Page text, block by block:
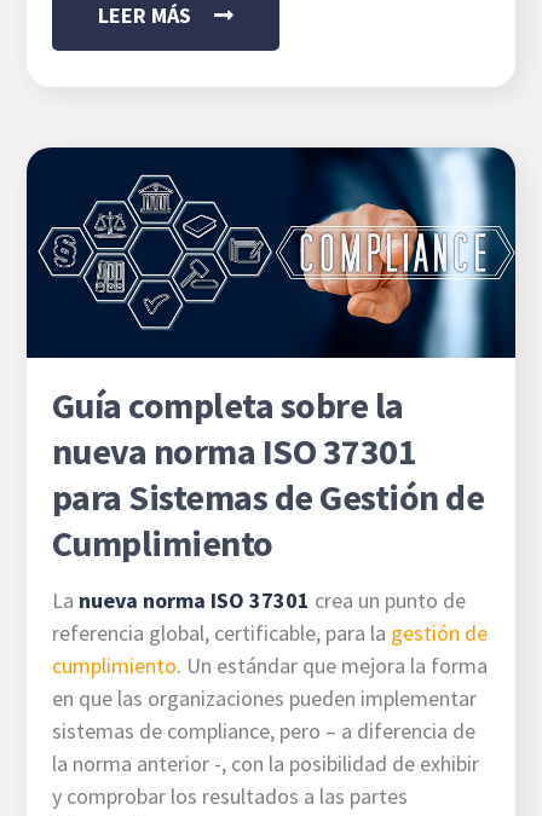
LEER MÁS
Guía completa sobre la
nueva norma ISO 37301
para Sistemas de Gestión de
Cumplimiento
La nueva norma ISO 37301 crea un punto de
referencia global, certificable, para la gestión de
cumplimiento. Un estándar que mejora la forma
en que las organizaciones pueden implementar
sistemas de compliance, pero – a diferencia de
la norma anterior -, con la posibilidad de exhibir
y comprobar los resultados a las partes